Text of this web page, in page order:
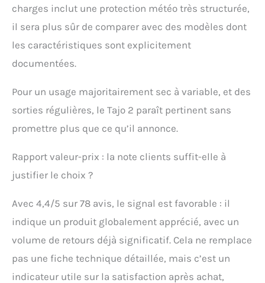
charges inclut une protection météo très structurée,
il sera plus sûr de comparer avec des modèles dont
les caractéristiques sont explicitement
documentées.
Pour un usage majoritairement sec à variable, et des
sorties régulières, le Tajo 2 paraît pertinent sans
promettre plus que ce qu’il annonce.
Rapport valeur-prix : la note clients suffit-elle à
justifier le choix ?
Avec 4,4/5 sur 78 avis, le signal est favorable : il
indique un produit globalement apprécié, avec un
volume de retours déjà significatif. Cela ne remplace
pas une fiche technique détaillée, mais c’est un
indicateur utile sur la satisfaction après achat,